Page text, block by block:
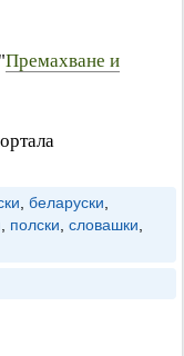
Премахване и
, беларуски,
, полски, словашки,